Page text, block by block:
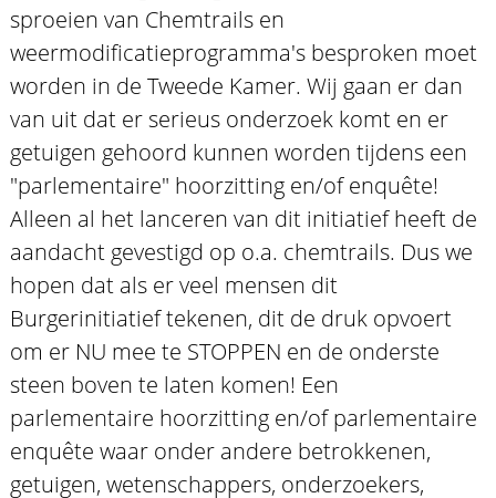
sproeien van Chemtrails en
weermodificatieprogramma's besproken moet
worden in de Tweede Kamer. Wij gaan er dan
van uit dat er serieus onderzoek komt en er
getuigen gehoord kunnen worden tijdens een
"parlementaire" hoorzitting en/of enquête!
Alleen al het lanceren van dit initiatief heeft de
aandacht gevestigd op o.a. chemtrails. Dus we
hopen dat als er veel mensen dit
Burgerinitiatief tekenen, dit de druk opvoert
om er NU mee te STOPPEN en de onderste
steen boven te laten komen! Een
parlementaire hoorzitting en/of parlementaire
enquête waar onder andere betrokkenen,
getuigen, wetenschappers, onderzoekers,